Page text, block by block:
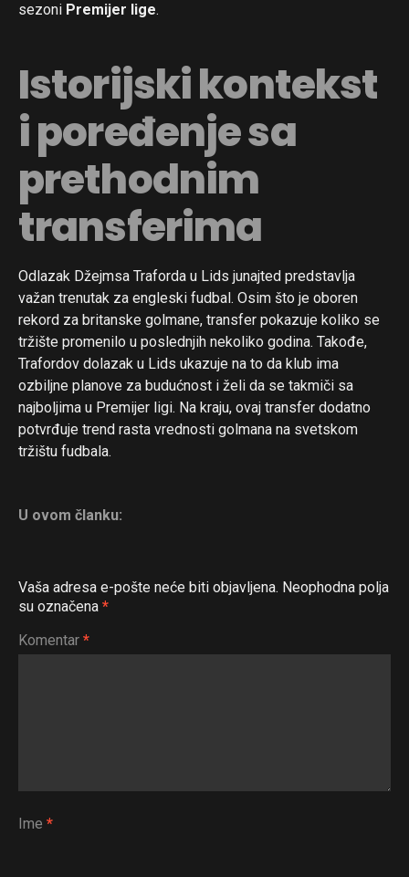
sezoni Premijer lige.
Istorijski kontekst
i poređenje sa
prethodnim
transferima
Odlazak Džejmsa Traforda u Lids junajted predstavlja
važan trenutak za engleski fudbal. Osim što je oboren
rekord za britanske golmane, transfer pokazuje koliko se
tržište promenilo u poslednjih nekoliko godina. Takođe,
Trafordov dolazak u Lids ukazuje na to da klub ima
ozbiljne planove za budućnost i želi da se takmiči sa
najboljima u Premijer ligi. Na kraju, ovaj transfer dodatno
potvrđuje trend rasta vrednosti golmana na svetskom
tržištu fudbala.
U ovom članku:
Vaša adresa e-pošte neće biti objavljena. Neophodna polja
su označena *
Komentar *
Ime *
Flipboard
Reddit
Whatsapp
Email